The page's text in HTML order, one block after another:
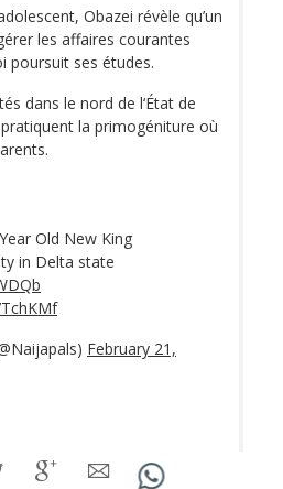
Obazei révèle qu’un
les affaires courantes
poursuit ses études.
dans le nord de l‘État de
la primogéniture où
Old New King
in Delta state
February 21,